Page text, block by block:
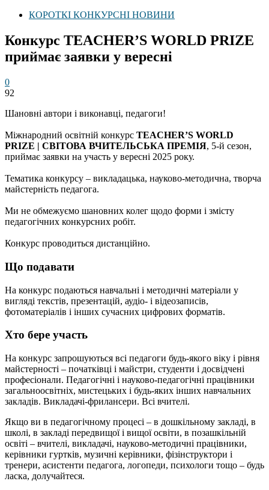
КОРОТКІ КОНКУРСНІ НОВИНИ
Конкурс TEACHER’S WORLD PRIZE
приймає заявки у вересні
0
92
Шановні автори і виконавці, педагоги!
Міжнародний освітній конкурс TEACHER’S WORLD
PRIZE | СВІТОВА ВЧИТЕЛЬСЬКА ПРЕМІЯ, 5-й сезон,
приймає заявки на участь у вересні 2025 року.
Тематика конкурсу – викладацька, науково-методична, творча
майстерність педагога.
Ми не обмежуємо шановних колег щодо форми і змісту
педагогічних конкурсних робіт.
Конкурс проводиться дистанційно.
Що подавати
На конкурс подаються навчальні і методичні матеріали у
вигляді текстів, презентацій, аудіо- і відеозаписів,
фотоматеріалів і інших сучасних цифрових форматів.
Хто бере участь
На конкурс запрошуються всі педагоги будь-якого віку і рівня
майстерності – початківці і майстри, студенти і досвідчені
професіонали. Педагогічні і науково-педагогічні працівники
загальноосвітніх, мистецьких і будь-яких інших навчальних
закладів. Викладачі-фрилансери. Всі вчителі.
Якщо ви в педагогічному процесі – в дошкільному закладі, в
школі, в закладі передвищої і вищої освіти, в позашкільній
освіті – вчителі, викладачі, науково-методичні працівники,
керівники гуртків, музичні керівники, фізінструктори і
тренери, асистенти педагога, логопеди, психологи тощо – будь
ласка, долучайтеся.